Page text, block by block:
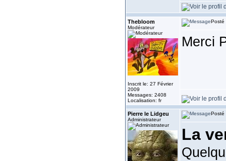
Thebloom
Modérateur
Inscrit le: 27 Février
2009
Messages: 2408
Localisation: fr
Posté
Merci
Pierre le Lidgeu
Administrateur
Posté
La